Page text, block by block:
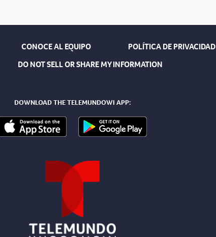
CONOCE AL EQUIPO POLÍTICA DE PRIVACIDAD
DO NOT SELL OR SHARE MY INFORMATION
DOWNLOAD THE TELEMUNDOWI APP: